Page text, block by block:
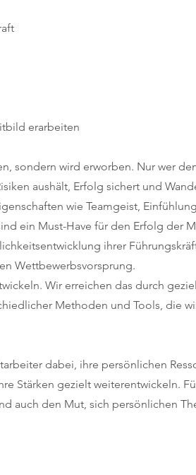
erarbeiten
sondern wird erworben. Nur wer
aushält, Erfolg sichert und
wie Teamgeist,
ein Must-Have für den Erfolg der
ihrer
Wettbewerbsvorsprung.
Wir erreichen das durch
Methoden und Tools, die
dabei, ihre persönlichen
Stärken gezielt weiterentwickeln.
auch den Mut, sich persönlichen